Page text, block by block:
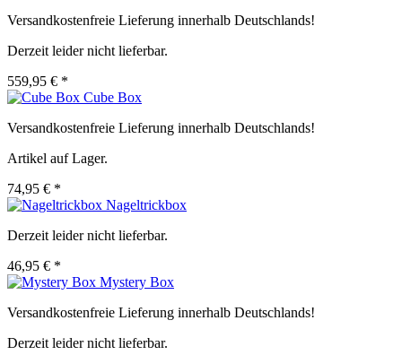
Versandkostenfreie Lieferung innerhalb Deutschlands!
Derzeit leider nicht lieferbar.
559,95 € *
Cube Box
Versandkostenfreie Lieferung innerhalb Deutschlands!
Artikel auf Lager.
74,95 € *
Nageltrickbox
Derzeit leider nicht lieferbar.
46,95 € *
Mystery Box
Versandkostenfreie Lieferung innerhalb Deutschlands!
Derzeit leider nicht lieferbar.